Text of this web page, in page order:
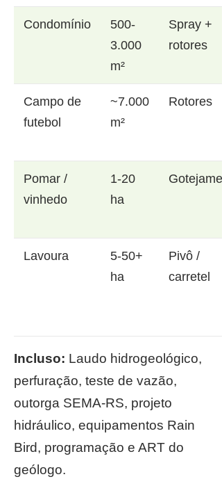
Condomínio
500-
3.000
m²
Spray +
rotores
Campo de
futebol
~7.000
m²
Rotores
Pomar /
vinhedo
1-20
ha
Lavoura
5-50+
ha
Pivô /
carretel
Incluso: Laudo hidrogeológico,
perfuração, teste de vazão,
outorga SEMA-RS, projeto
hidráulico, equipamentos Rain
Bird, programação e ART do
geólogo.